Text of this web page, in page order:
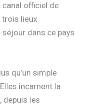
officiel de
trois lieux
dans ce pays
qu’un simple
incarnent la
depuis les